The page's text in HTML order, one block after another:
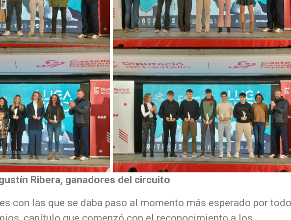
Ribera, ganadores del circuito
con las que se daba paso al momento más esperado por